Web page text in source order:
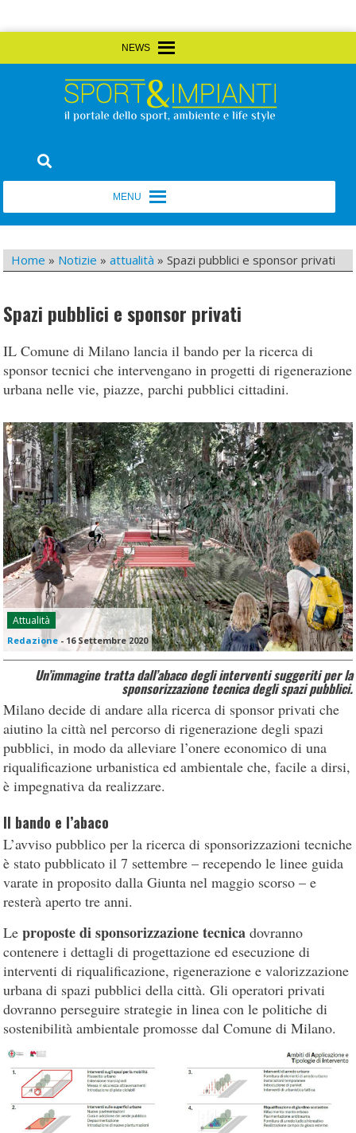
to
Sport&Impianti
Home » Notizie »attualità »Spazi pubblici e sponsor privati
Spazi pubblici e sponsor privati
IL Comune di Milano lancia il bando per la ricerca di
sponsor tecnici che intervengano in progetti di rigenerazione
urbana nelle vie, piazze, parchi pubblici cittadini.
Attualità
Redazione - 16 Settembre 2020
Un’immagine tratta dall’abaco degli interventi suggeriti per la
sponsorizzazione tecnica degli spazi pubblici.
Milano decide di andare alla ricerca di sponsor privati che
aiutino la città nel percorso di rigenerazione degli spazi
pubblici, in modo da alleviare l’onere economico di una
riqualificazione urbanistica ed ambientale che, facile a dirsi,
è impegnativa da realizzare.
Il bando e l’abaco
L’avviso pubblico per la ricerca di sponsorizzazioni tecniche
è stato pubblicato il 7 settembre – recependo le linee guida
varate in proposito dalla Giunta nel maggio scorso – e
resterà aperto tre anni.
Leproposte di sponsorizzazione tecnica dovranno
contenere i dettagli di progettazione ed esecuzione di
interventi di riqualificazione, rigenerazione e valorizzazione
urbana di spazi pubblici della città. Gli operatori privati
dovranno perseguire strategie in linea con le politiche di
sostenibilità ambientale promosse dal Comune di Milano.